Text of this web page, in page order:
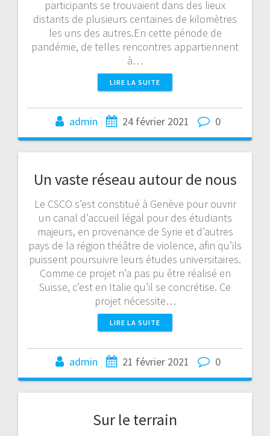
participants se trouvaient dans des lieux
distants de plusieurs centaines de kilomètres
les uns des autres.En cette période de
pandémie, de telles rencontres appartiennent
à…
LIRE LA SUITE
admin 24 février 2021 0
Un vaste réseau autour de nous
Le CSCO s’est constitué à Genève pour ouvrir
un canal d’accueil légal pour des étudiants
majeurs, en provenance de Syrie et d’autres
pays de la région théâtre de violence, afin qu’ils
puissent poursuivre leurs études universitaires.
Comme ce projet n’a pas pu être réalisé en
Suisse, c’est en Italie qu’il se concrétise. Ce
projet nécessite…
LIRE LA SUITE
admin 21 février 2021 0
Sur le terrain